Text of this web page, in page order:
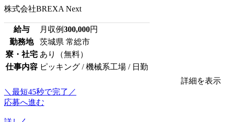
株式会社BREXA Next
給与 月収例300,000円
勤務地
茨城県 常総市
寮・社宅 あり（無料）
仕事内容 ピッキング / 機械系工場 / 日勤
詳細を表示
＼最短45秒で完了／
応募へ進む